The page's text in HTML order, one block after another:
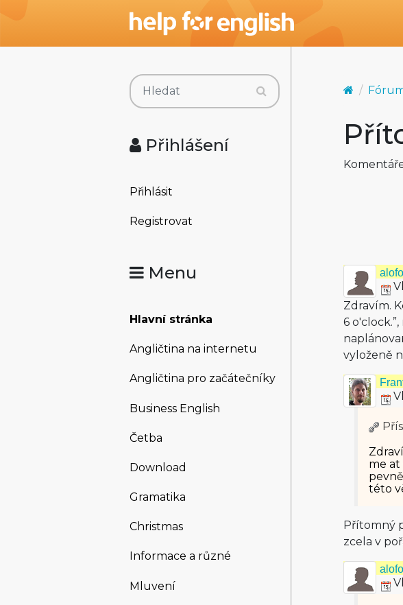
Přihlášení
Přihlásit
Registrovat
Menu
Hlavní stránka
Angličtina na internetu
Angličtina pro začátečníky
Business English
Četba
Download
Gramatika
Christmas
Informace a různé
Mluvení
Zdravím.
6
vyloženě
me
této
Přítomný
zcela v